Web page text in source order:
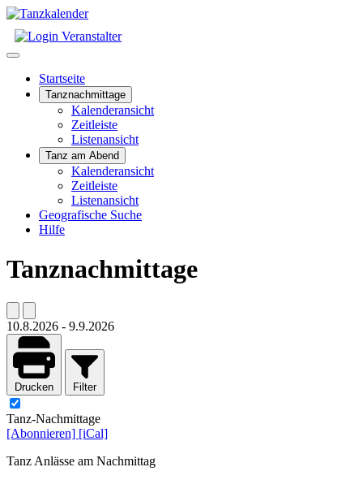
Startseite
Tanznachmittage
Kalenderansicht
Zeitleiste
Listenansicht
Tanz am Abend
Kalenderansicht
Zeitleiste
Listenansicht
Geografische Suche
Hilfe
Tanznachmittage
10.8.2026 - 9.9.2026
Drucken Filter
Tanz-Nachmittage
[Abonnieren] [iCal]
Tanz Anlässe am Nachmittag